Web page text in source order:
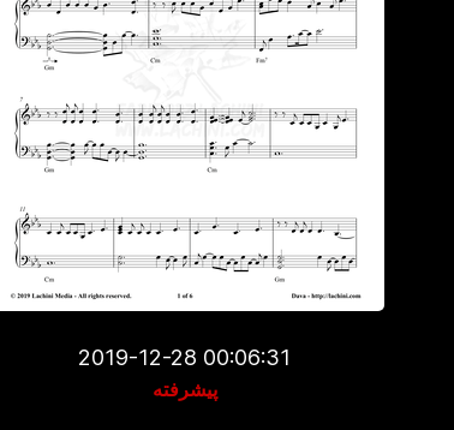
2019-12-28 00:06:31
پیشرفته